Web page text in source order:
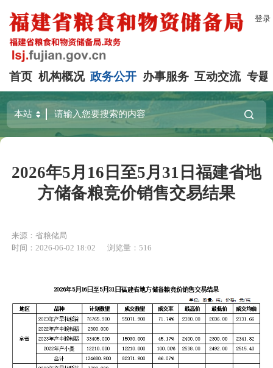
登录
首页 机构概况 政务公开 办事服务 互动交流 专题
2026年5月16日至5月31日福建省地
方储备粮竞价销售交易结果
来源：省粮储局
时间：2026-06-02 18:02
浏览量：516